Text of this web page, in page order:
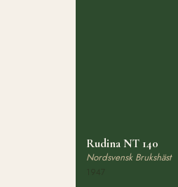
Rudina NT 140
Nordsvensk Brukshäst